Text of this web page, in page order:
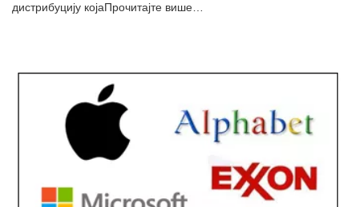
дистрибуцију којаПрочитајте више…